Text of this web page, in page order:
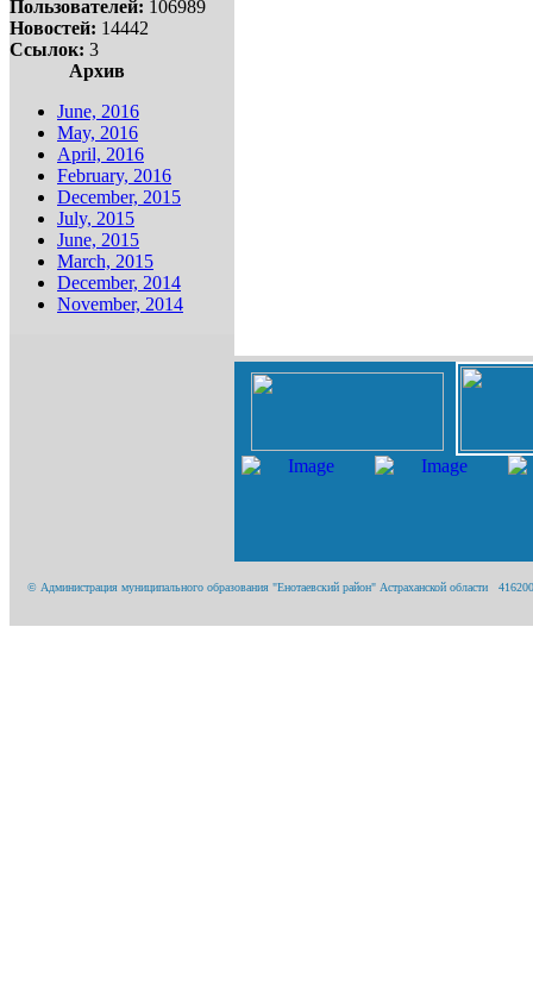
Пользователей: 106989
Новостей: 14442
Ссылок: 3
Архив
June, 2016
May, 2016
April, 2016
February, 2016
December, 2015
July, 2015
June, 2015
March, 2015
December, 2014
November, 2014
© Администрация муниципального образования "Енотаевский район" Астраханской области